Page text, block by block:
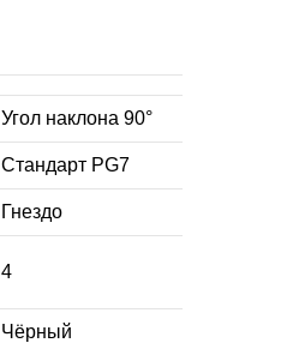
Угол наклона 90°
Стандарт PG7
Гнездо
4
Чёрный